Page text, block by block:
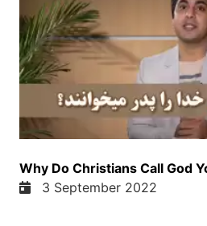
Why Do Christians Call God
3 September 2022